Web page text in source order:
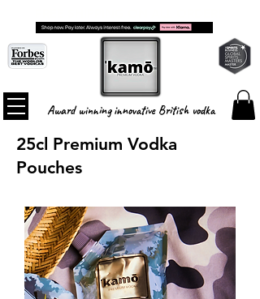
Award winning innovative British vodka
25cl Premium Vodka
Pouches